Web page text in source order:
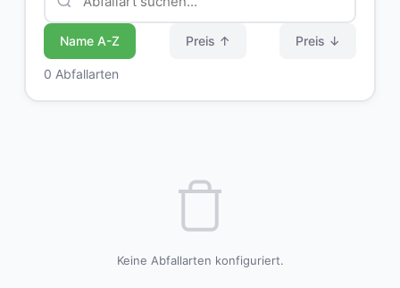
Name A-Z Preis ↑ Preis ↓
0 Abfallarten
Keine Abfallarten konfiguriert.